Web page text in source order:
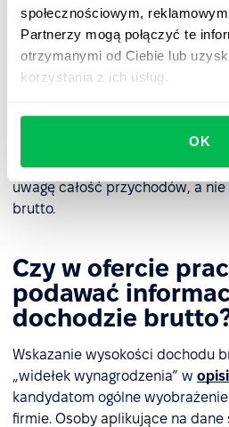
społecznościowym,
Partnerzy mogą połączyć te
otrzymanymi od Ciebie lub
korzystania z ich usług.
OK
korzyści), która będzie
uzyskania przychodu i z
są składki i podatki.
a dochodem brutto może mieć
rozliczeń podatkowych oraz
kredytowej. Niektóre instytucje
uwagę całość przychodów, a
brutto.
Czy w ofercie
podawać
dochodzie
Wskazanie wysokości dochodu
„widełek wynagrodzenia” w
kandydatom ogólne
firmie. Osoby aplikujące na dane